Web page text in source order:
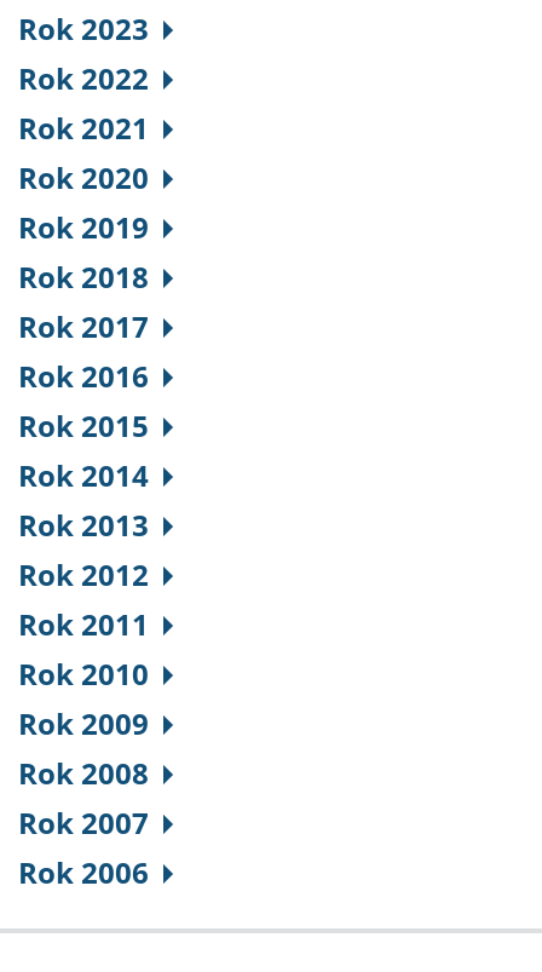
Rok 2023
Rok 2022
Rok 2021
Rok 2020
Rok 2019
Rok 2018
Rok 2017
Rok 2016
Rok 2015
Rok 2014
Rok 2013
Rok 2012
Rok 2011
Rok 2010
Rok 2009
Rok 2008
Rok 2007
Rok 2006